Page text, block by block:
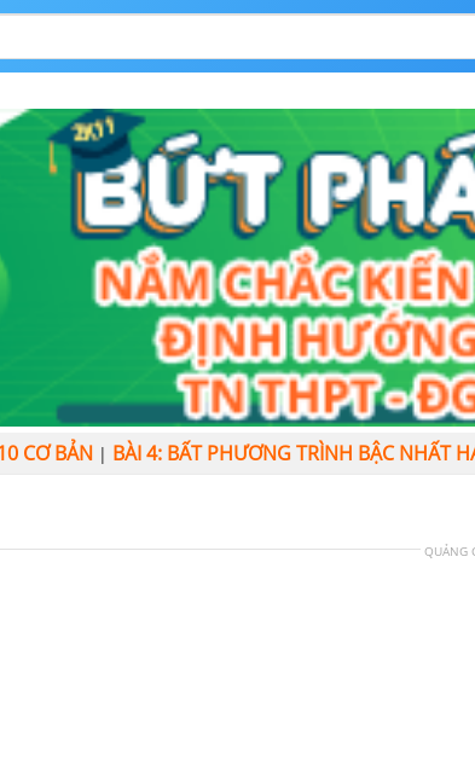
CƠ BẢN | BÀI 4: BẤT PHƯƠNG TRÌNH BẬC NHẤT
QUẢNG